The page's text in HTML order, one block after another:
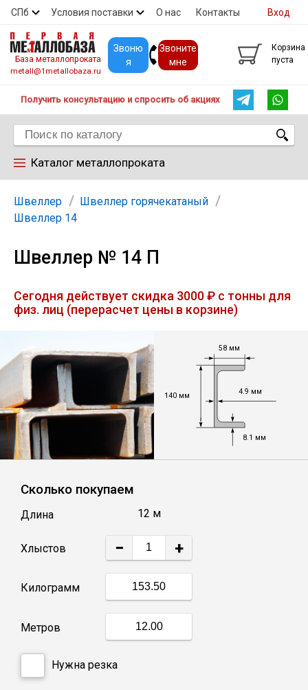
СПб Условия поставки О нас Контакты
Скидки Прайс Покупателям
Вход
База металлопроката
metall@1metallobaza.ru
Звоню
я
Звоните
мне
Корзина
пуста
Получить консультацию и спросить об акциях
Каталог металлопроката
Арматура
Уголок
Балка
Швеллер
Квадрат
Швеллер
Швеллер горячекатаный
Швеллер 14
Швеллер № 14 П
Сегодня действует скидка 3000 ₽ с тонны для
физ. лиц (перерасчет цены в корзине)
58 мм
140 мм 4.9 мм
8.1 мм
Сколько покупаем
Длина 12 м
Хлыстов − +
Килограмм
Метров
Нужна резка